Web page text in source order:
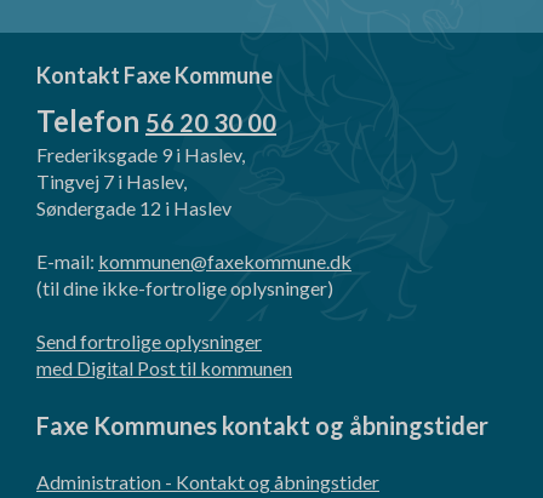
Kontakt Faxe Kommune
Telefon 56 20 30 00
Frederiksgade 9 i Haslev,
Tingvej 7 i Haslev,
Søndergade 12 i Haslev
E-mail: kommunen@faxekommune.dk
(til dine ikke-fortrolige oplysninger)
Send fortrolige oplysninger
med Digital Post til kommunen
Faxe Kommunes kontakt og åbningstider
Administration - Kontakt og åbningstider